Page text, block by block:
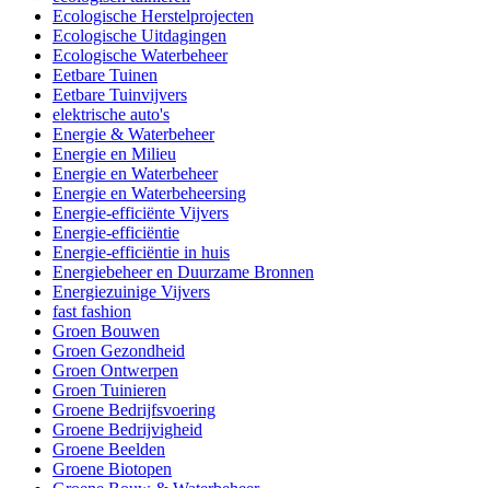
Ecologische Herstelprojecten
Ecologische Uitdagingen
Ecologische Waterbeheer
Eetbare Tuinen
Eetbare Tuinvijvers
elektrische auto's
Energie & Waterbeheer
Energie en Milieu
Energie en Waterbeheer
Energie en Waterbeheersing
Energie-efficiënte Vijvers
Energie-efficiëntie
Energie-efficiëntie in huis
Energiebeheer en Duurzame Bronnen
Energiezuinige Vijvers
fast fashion
Groen Bouwen
Groen Gezondheid
Groen Ontwerpen
Groen Tuinieren
Groene Bedrijfsvoering
Groene Bedrijvigheid
Groene Beelden
Groene Biotopen